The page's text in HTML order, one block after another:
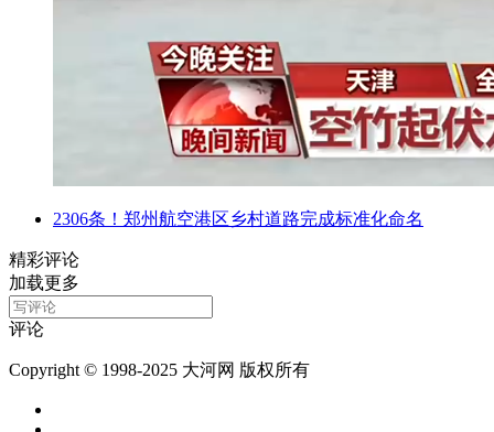
2306条！郑州航空港区乡村道路完成标准化命名
精彩评论
加载更多
评论
Copyright © 1998-2025 大河网 版权所有